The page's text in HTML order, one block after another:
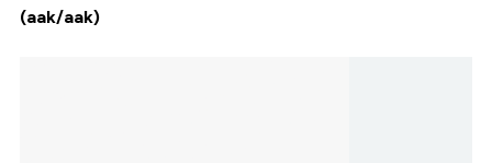
(aak/aak)